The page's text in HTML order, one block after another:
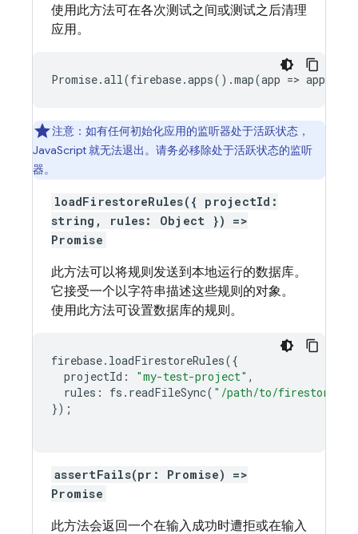
使用此方法可在各次测试之间或测试之后清理
应用。
Promise.all(firebase.apps().map(app =>
注意：如有任何初始化应用的监听器处于活跃状态，
JavaScript 就无法退出。请务必移除处于活跃状态的监听
器。
loadFirestoreRules({ projectId:
string, rules: Object }) =>
Promise
此方法可以将规则发送到本地运行的数据库。
它接受一个以字符串描述这些规则的对象。
使用此方法可设置数据库的规则。
firebase. loadFirestoreRules({
projectId : "my-test-project" ,
rules : fs . readFileSync( "/path/to/
});
assertFails(pr: Promise) =>
Promise
此方法会返回一个在输入成功时遭拒或在输入